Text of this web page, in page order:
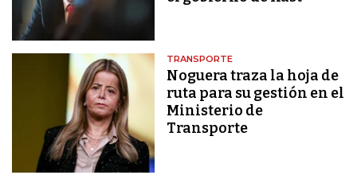
TRANSPORTE
Noguera traza la hoja de
ruta para su gestión en el
Ministerio de
Transporte